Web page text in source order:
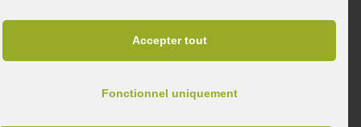
Accepter tout
Fonctionnel uniquement